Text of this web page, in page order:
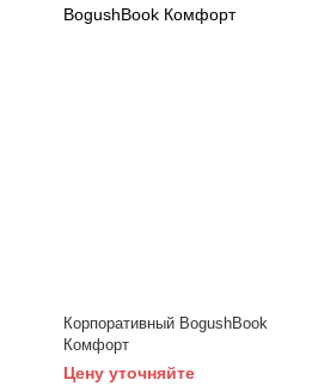
Корпоративный BogushBook
Комфорт
Цену уточняйте